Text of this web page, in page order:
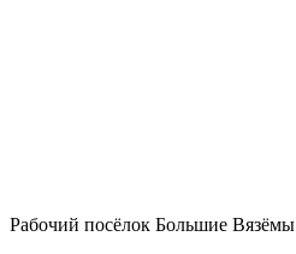
Рабочий посёлок Большие Вязёмы